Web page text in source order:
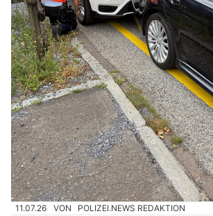
11.07.26 VON POLIZEI.NEWS REDAKTION